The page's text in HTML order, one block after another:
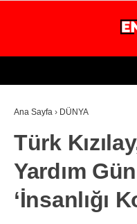
GÜNDEM
EKONOMİ
DÜNYA
MAGAZİN
Ana Sayfa › DÜNYA
Türk
Yardım
‘İnsanlığı